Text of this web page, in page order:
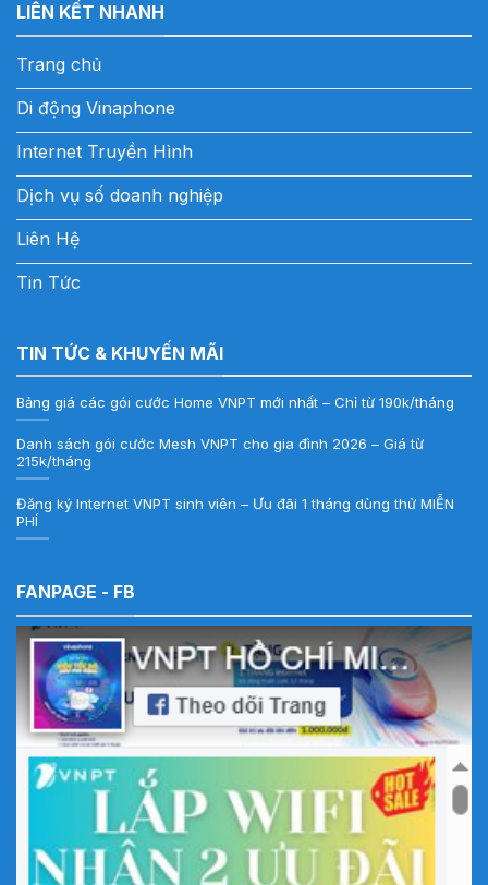
LIÊN KẾT NHANH
Trang chủ
Di động Vinaphone
Internet Truyền Hình
Dịch vụ số doanh nghiệp
Liên Hệ
Tin Tức
TIN TỨC & KHUYẾN MÃI
Bảng giá các gói cước Home VNPT mới nhất – Chỉ từ 190k/tháng
Danh sách gói cước Mesh VNPT cho gia đình 2026 – Giá từ
215k/tháng
Đăng ký Internet VNPT sinh viên – Ưu đãi 1 tháng dùng thử MIỄN
PHÍ
FANPAGE - FB